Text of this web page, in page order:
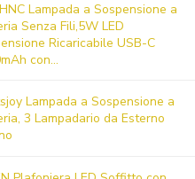
Lampada a Sospensione a
Senza Fili,5W LED
Ricaricabile USB-C
con...
Lampada a Sospensione a
3 Lampadario da Esterno